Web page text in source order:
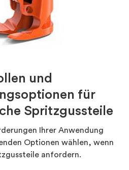
und
für
Spritzgussteile
Ihrer Anwendung
Optionen wählen, wenn
anfordern.